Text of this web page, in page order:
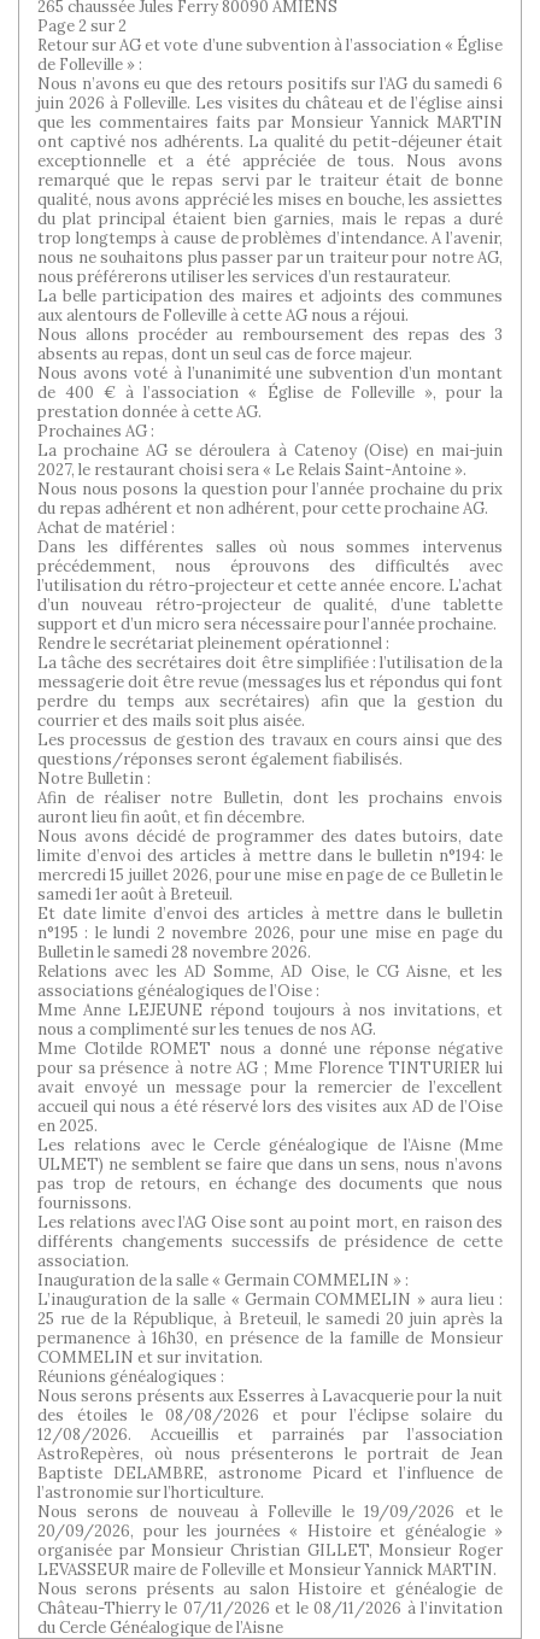
265 chaussée Jules Ferry 80090 AMIENS
Page 2 sur 2
Retour sur AG et vote d’une subvention à l’association « Église
de Folleville » :
Nous n’avons eu que des retours positifs sur l’AG du samedi 6
juin 2026 à Folleville. Les visites du château et de l’église ainsi
que les commentaires faits par Monsieur Yannick MARTIN
ont captivé nos adhérents. La qualité du petit-déjeuner était
exceptionnelle et a été appréciée de tous. Nous avons
remarqué que le repas servi par le traiteur était de bonne
qualité, nous avons apprécié les mises en bouche, les assiettes
du plat principal étaient bien garnies, mais le repas a duré
trop longtemps à cause de problèmes d’intendance. A l’avenir,
nous ne souhaitons plus passer par un traiteur pour notre AG,
nous préférerons utiliser les services d’un restaurateur.
La belle participation des maires et adjoints des communes
aux alentours de Folleville à cette AG nous a réjoui.
Nous allons procéder au remboursement des repas des 3
absents au repas, dont un seul cas de force majeur.
Nous avons voté à l’unanimité une subvention d’un montant
de 400 € à l’association « Église de Folleville », pour la
prestation donnée à cette AG.
Prochaines AG :
La prochaine AG se déroulera à Catenoy (Oise) en mai-juin
2027, le restaurant choisi sera « Le Relais Saint-Antoine ».
Nous nous posons la question pour l’année prochaine du prix
du repas adhérent et non adhérent, pour cette prochaine AG.
Achat de matériel :
Dans les différentes salles où nous sommes intervenus
précédemment, nous éprouvons des difficultés avec
l’utilisation du rétro-projecteur et cette année encore. L’achat
d’un nouveau rétro-projecteur de qualité, d’une tablette
support et d’un micro sera nécessaire pour l’année prochaine.
Rendre le secrétariat pleinement opérationnel :
La tâche des secrétaires doit être simplifiée : l’utilisation de la
messagerie doit être revue (messages lus et répondus qui font
perdre du temps aux secrétaires) afin que la gestion du
courrier et des mails soit plus aisée.
Les processus de gestion des travaux en cours ainsi que des
questions/réponses seront également fiabilisés.
Notre Bulletin :
Afin de réaliser notre Bulletin, dont les prochains envois
auront lieu fin août, et fin décembre.
Nous avons décidé de programmer des dates butoirs, date
limite d’envoi des articles à mettre dans le bulletin n°194: le
mercredi 15 juillet 2026, pour une mise en page de ce Bulletin le
samedi 1er août à Breteuil.
Et date limite d’envoi des articles à mettre dans le bulletin
n°195 : le lundi 2 novembre 2026, pour une mise en page du
Bulletin le samedi 28 novembre 2026.
Relations avec les AD Somme, AD Oise, le CG Aisne, et les
associations généalogiques de l’Oise :
Mme Anne LEJEUNE répond toujours à nos invitations, et
nous a complimenté sur les tenues de nos AG.
Mme Clotilde ROMET nous a donné une réponse négative
pour sa présence à notre AG ; Mme Florence TINTURIER lui
avait envoyé un message pour la remercier de l’excellent
accueil qui nous a été réservé lors des visites aux AD de l’Oise
en 2025.
Les relations avec le Cercle généalogique de l’Aisne (Mme
ULMET) ne semblent se faire que dans un sens, nous n’avons
pas trop de retours, en échange des documents que nous
fournissons.
Les relations avec l’AG Oise sont au point mort, en raison des
différents changements successifs de présidence de cette
association.
Inauguration de la salle « Germain COMMELIN » :
L’inauguration de la salle « Germain COMMELIN » aura lieu :
25 rue de la République, à Breteuil, le samedi 20 juin après la
permanence à 16h30, en présence de la famille de Monsieur
COMMELIN et sur invitation.
Réunions généalogiques :
Nous serons présents aux Esserres à Lavacquerie pour la nuit
des étoiles le 08/08/2026 et pour l’éclipse solaire du
12/08/2026. Accueillis et parrainés par l’association
AstroRepères, où nous présenterons le portrait de Jean
Baptiste DELAMBRE, astronome Picard et l’influence de
l’astronomie sur l’horticulture.
Nous serons de nouveau à Folleville le 19/09/2026 et le
20/09/2026, pour les journées « Histoire et généalogie »
organisée par Monsieur Christian GILLET, Monsieur Roger
LEVASSEUR maire de Folleville et Monsieur Yannick MARTIN.
Nous serons présents au salon Histoire et généalogie de
Château-Thierry le 07/11/2026 et le 08/11/2026 à l’invitation
du Cercle Généalogique de l’Aisne